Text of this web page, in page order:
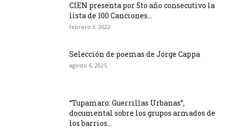
CIEN presenta por 5to año consecutivo la
lista de 100 Canciones...
febrero 3, 2022
Selección de poemas de Jorge Cappa
agosto 6, 2025
“Tupamaro: Guerrillas Urbanas”,
documental sobre los grupos armados de
los barrios...